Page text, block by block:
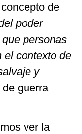
de
poder
personas
el contexto de
y
guerra
ver la